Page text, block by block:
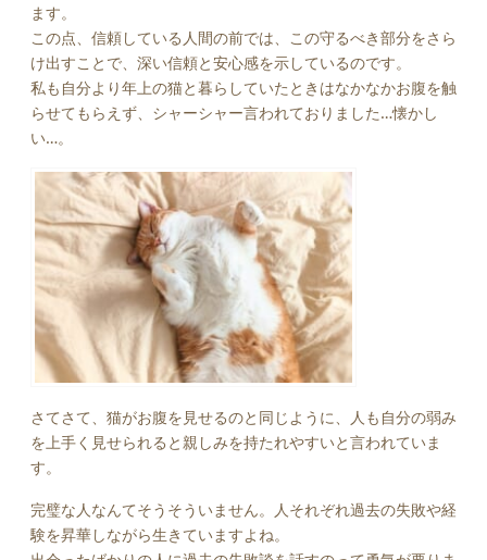
ます。
この点、信頼している人間の前では、この守るべき部分をさら
け出すことで、深い信頼と安心感を示しているのです。
私も自分より年上の猫と暮らしていたときはなかなかお腹を触
らせてもらえず、シャーシャー言われておりました…懐かし
い…。
さてさて、猫がお腹を見せるのと同じように、人も自分の弱み
を上手く見せられると親しみを持たれやすいと言われていま
す。
完璧な人なんてそうそういません。人それぞれ過去の失敗や経
験を昇華しながら生きていますよね。